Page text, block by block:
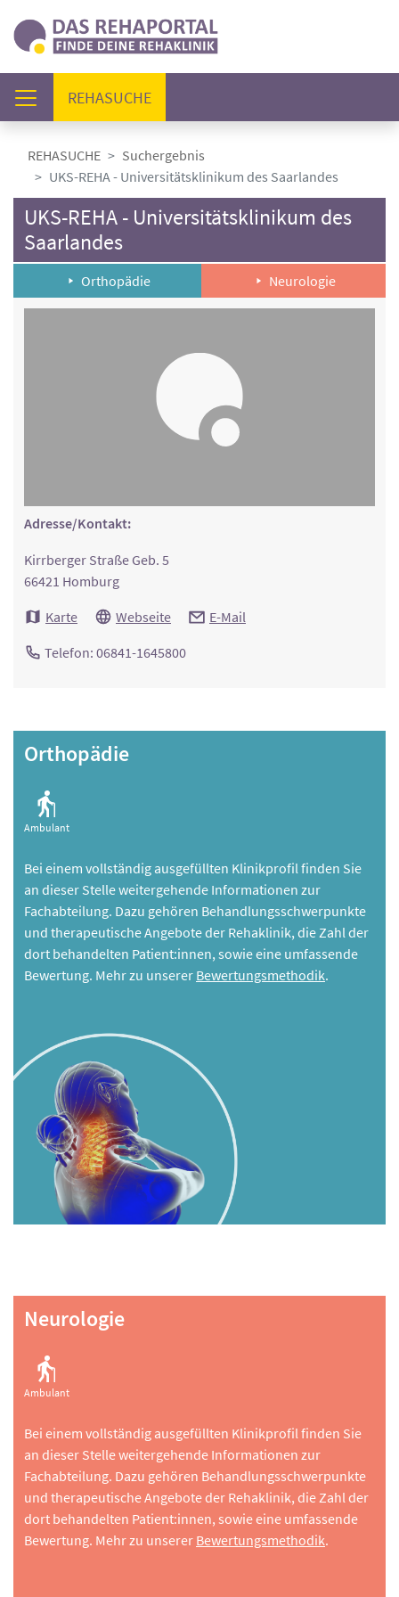
REHASUCHE(AKTUELL)
REHASUCHE
Suchergebnis
UKS-REHA - Universitätsklinikum des Saarlandes
UKS-REHA - Universitätsklinikum des
Saarlandes
Orthopädie Neurologie
Adresse/Kontakt:
Kirrberger Straße Geb. 5
66421 Homburg
Karte
Webseite E-Mail
Telefon: 06841-1645800
Orthopädie
Ambulant
Bei einem vollständig ausgefüllten Klinikprofil finden Sie
an dieser Stelle weitergehende Informationen zur
Fachabteilung. Dazu gehören Behandlungsschwerpunkte
und therapeutische Angebote der Rehaklinik, die Zahl der
dort behandelten Patient:innen, sowie eine umfassende
Bewertung. Mehr zu unserer Bewertungsmethodik.
Neurologie
Ambulant
Bei einem vollständig ausgefüllten Klinikprofil finden Sie
an dieser Stelle weitergehende Informationen zur
Fachabteilung. Dazu gehören Behandlungsschwerpunkte
und therapeutische Angebote der Rehaklinik, die Zahl der
dort behandelten Patient:innen, sowie eine umfassende
Bewertung. Mehr zu unserer Bewertungsmethodik.